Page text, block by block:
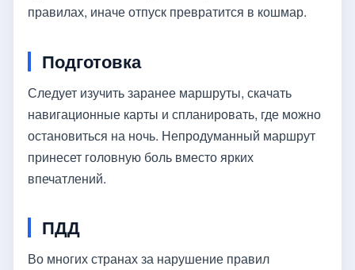
правилах, иначе отпуск превратится в кошмар.
Подготовка
Следует изучить заранее маршруты, скачать
навигационные карты и спланировать, где можно
остановиться на ночь. Непродуманный маршрут
принесет головную боль вместо ярких
впечатлений.
ПДД
Во многих странах за нарушение правил